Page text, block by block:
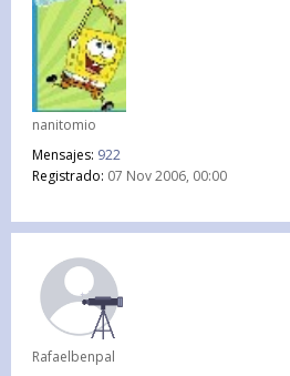
nanitomio
Mensajes: 922
Registrado: 07 Nov 2006, 00:00
Rafaelbenpal